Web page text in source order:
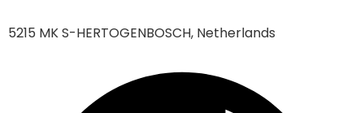
5215 MK S-HERTOGENBOSCH, Netherlands